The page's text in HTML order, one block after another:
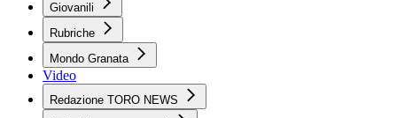
Giovanili
Rubriche
Mondo Granata
Video
Redazione TORO NEWS